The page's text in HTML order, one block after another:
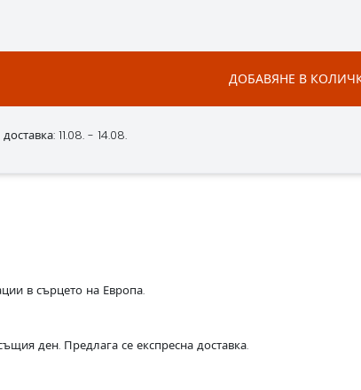
ДОБАВЯНЕ В
11.08. - 14.08.
в сърцето на Европа.
ден. Предлага се експресна доставка.